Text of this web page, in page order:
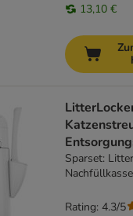
13,10 €
Sparset:
Rating: 4.3/5